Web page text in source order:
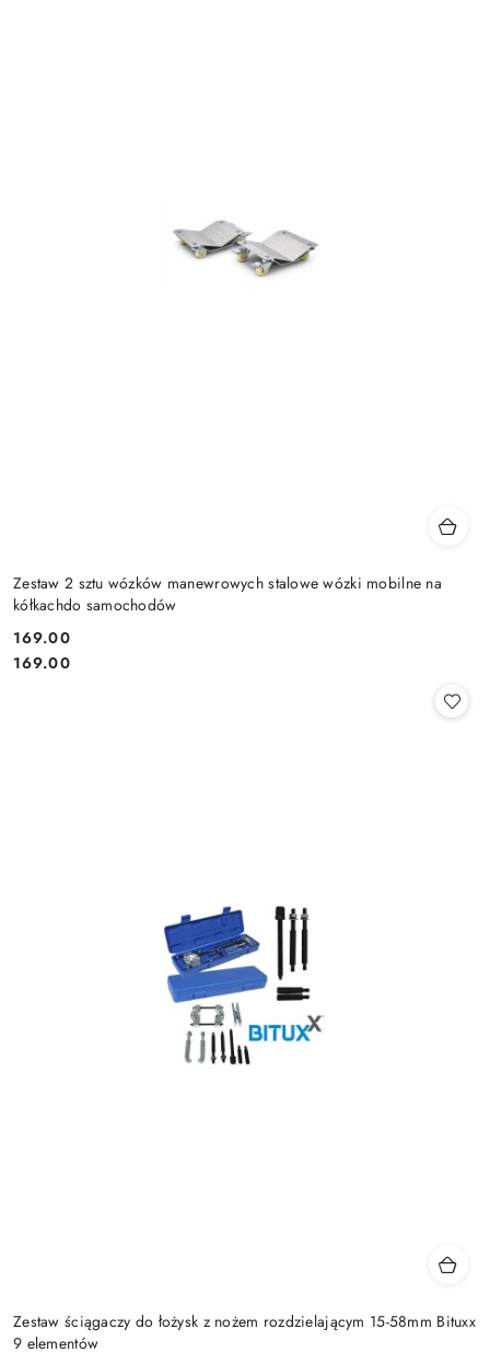
Zestaw 2 sztu wózków manewrowych stalowe wózki mobilne na
kółkachdo samochodów
Cena:
169.00
Cena:
169.00
Zestaw ściągaczy do łożysk z nożem rozdzielającym 15-58mm Bituxx
9 elementów